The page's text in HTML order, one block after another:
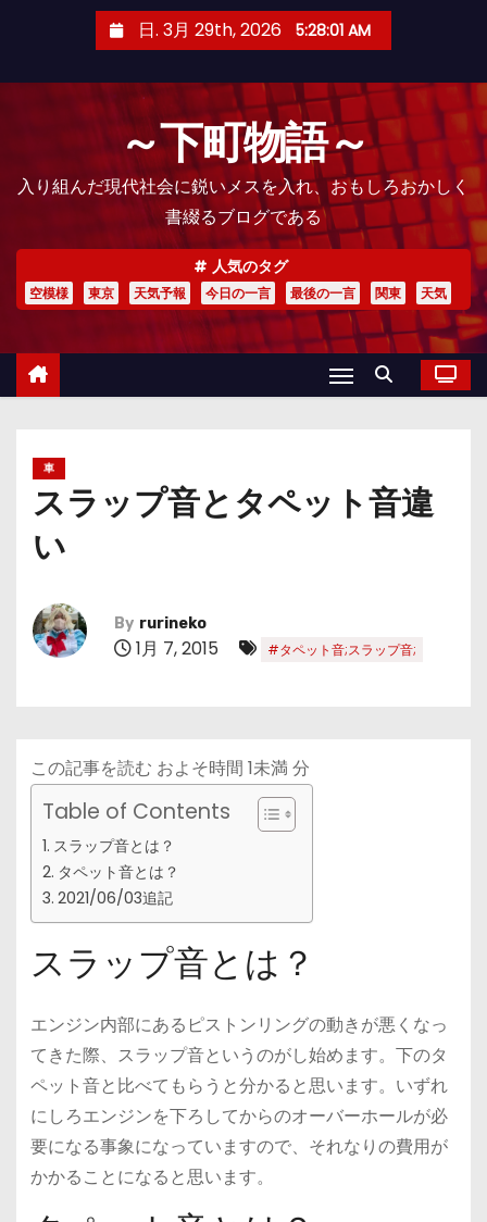
日. 3月 29th, 2026 5:28:02 AM
～下町物語～
入り組んだ現代社会に鋭いメスを入れ、おもしろおかしく
書綴るブログである
人気のタグ
空模様 東京 天気予報 今日の一言 最後の一言 関東 天気
車
スラップ音とタペット音違
い
By rurineko
1月 7, 2015 #タペット音;スラップ音;
この記事を読む およそ時間 1未満 分
Table of Contents
スラップ音とは？
タペット音とは？
2021/06/03追記
スラップ音とは？
エンジン内部にあるピストンリングの動きが悪くなっ
てきた際、スラップ音というのがし始めます。下のタ
ペット音と比べてもらうと分かると思います。いずれ
にしろエンジンを下ろしてからのオーバーホールが必
要になる事象になっていますので、それなりの費用が
かかることになると思います。